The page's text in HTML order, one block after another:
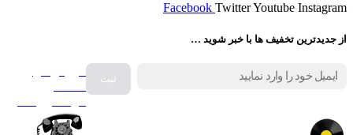
Facebook TwitterYoutube Instagram
از جدیدترین تخفیف ها با خبر شوید …
فروش انواع